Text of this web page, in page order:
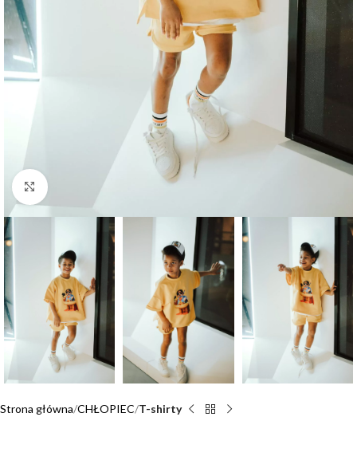
Click to enlarge
Strona główna CHŁOPIEC T-shirty